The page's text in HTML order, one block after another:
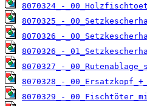
8070324_-
8070325_-
8070326_-
8070326_-
8070327_-
8070328_-
8070329_-